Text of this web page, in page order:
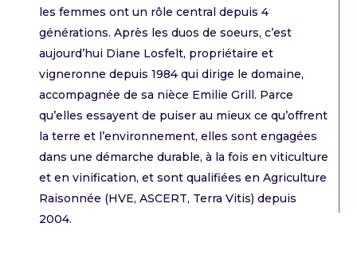
les femmes ont un rôle central depuis 4
générations. Après les duos de soeurs, c’est
aujourd’hui Diane Losfelt, propriétaire et
vigneronne depuis 1984 qui dirige le domaine,
accompagnée de sa nièce Emilie Grill. Parce
qu’elles essayent de puiser au mieux ce qu’offrent
la terre et l’environnement, elles sont engagées
dans une démarche durable, à la fois en viticulture
et en vinification, et sont qualifiées en Agriculture
Raisonnée (HVE, ASCERT, Terra Vitis) depuis
2004.